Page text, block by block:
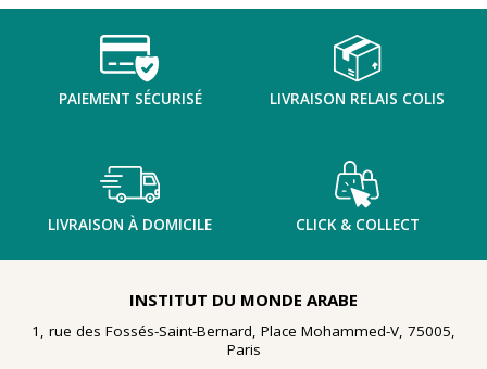
PAIEMENT SÉCURISÉ LIVRAISON RELAIS COLIS
LIVRAISON À DOMICILE CLICK & COLLECT
INSTITUT DU MONDE ARABE
1, rue des Fossés-Saint-Bernard, Place Mohammed-V, 75005,
Paris